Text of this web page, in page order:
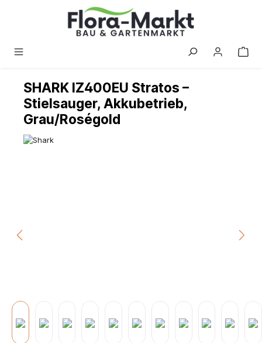
SHARK IZ400EU Stratos –
Stielsauger, Akkubetrieb,
Grau/Roségold